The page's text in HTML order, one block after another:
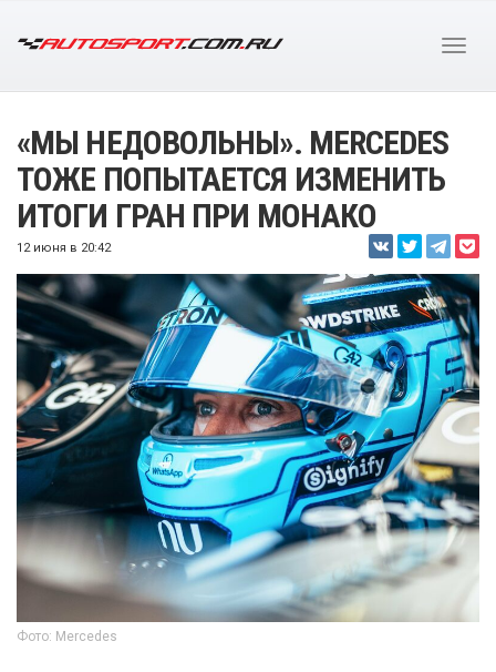
«МЫ НЕДОВОЛЬНЫ». MERCEDES
ТОЖЕ ПОПЫТАЕТСЯ ИЗМЕНИТЬ
ИТОГИ ГРАН ПРИ МОНАКО
12 июня в 20:42
Фото: Mercedes